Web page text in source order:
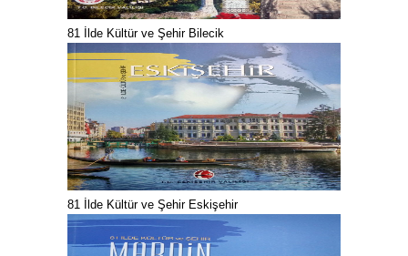
81 İlde Kültür ve Şehir Bilecik
81 İlde Kültür ve Şehir Eskişehir